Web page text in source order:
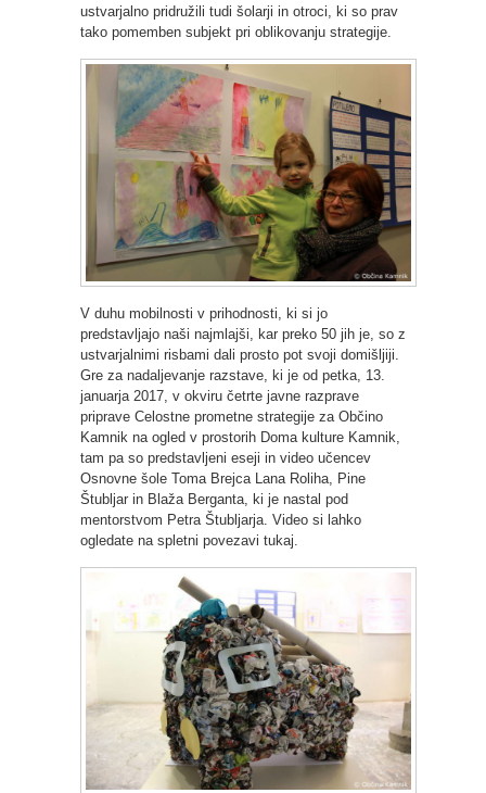
ustvarjalno pridružili tudi šolarji in otroci, ki so prav
tako pomemben subjekt pri oblikovanju strategije.
V duhu mobilnosti v prihodnosti, ki si jo
predstavljajo naši najmlajši, kar preko 50 jih je, so z
ustvarjalnimi risbami dali prosto pot svoji domišljiji.
Gre za nadaljevanje razstave, ki je od petka, 13.
januarja 2017, v okviru četrte javne razprave
priprave Celostne prometne strategije za Občino
Kamnik na ogled v prostorih Doma kulture Kamnik,
tam pa so predstavljeni eseji in video učencev
Osnovne šole Toma Brejca Lana Roliha, Pine
Štubljar in Blaža Berganta, ki je nastal pod
mentorstvom Petra Štubljarja. Video si lahko
ogledate na spletni povezavi tukaj.